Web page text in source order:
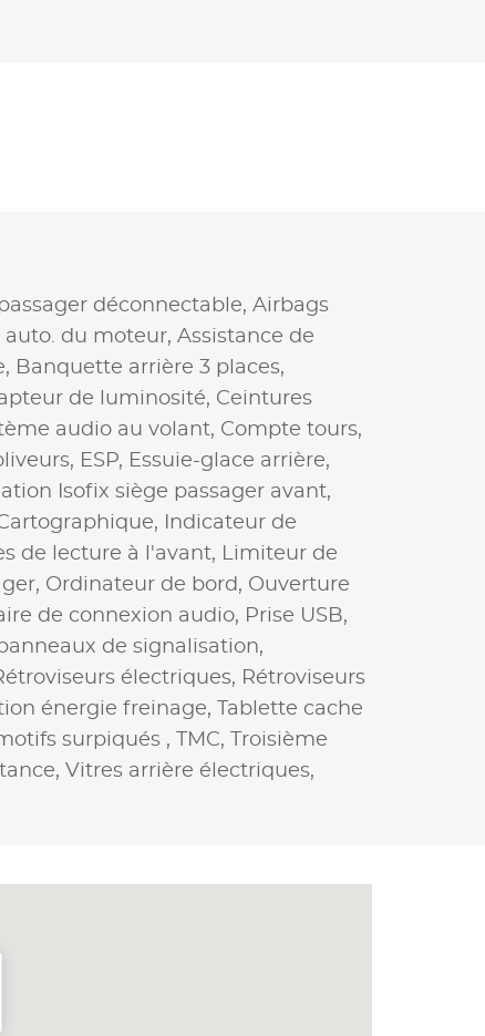
déconnectable, Airbags
du moteur, Assistance de
Banquette arrière 3 places,
de luminosité, Ceintures
audio au volant, Compte tours,
ESP, Essuie-glace arrière,
Isofix siège passager avant,
Indicateur de
de lecture à l'avant, Limiteur de
Ordinateur de bord, Ouverture
de connexion audio, Prise USB,
de signalisation,
électriques, Rétroviseurs
énergie freinage,
Tablette cache
surpiqués , TMC,
Troisième
Vitres arrière électriques,